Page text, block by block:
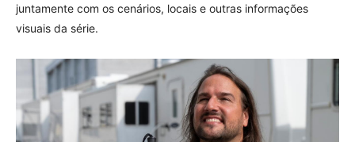
juntamente com os cenários, locais e outras informações
visuais da série.